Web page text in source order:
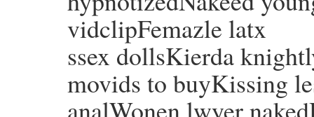
vidclipFemazle latx
ssex dollsKierda
movids to buyKissing
analWonen lwyer